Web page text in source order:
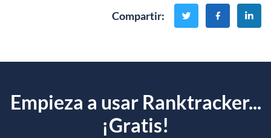
Compartir:
Empieza a usar Ranktracker...
¡Gratis!